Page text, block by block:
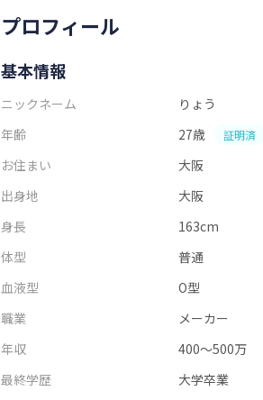
プロフィール
基本情報
ニックネーム
りょう
年齢
27歳 証明済
お住まい
大阪
出身地
大阪
身長
163cm
体型
普通
血液型
O型
職業
メーカー
年収
400～500万
最終学歴
大学卒業